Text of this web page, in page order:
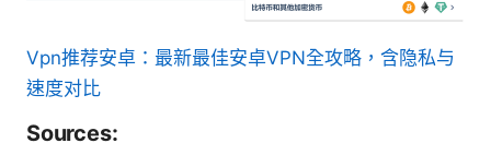
Vpn推荐安卓：最新最佳安卓VPN全攻略，含隐私与
速度对比
Sources: